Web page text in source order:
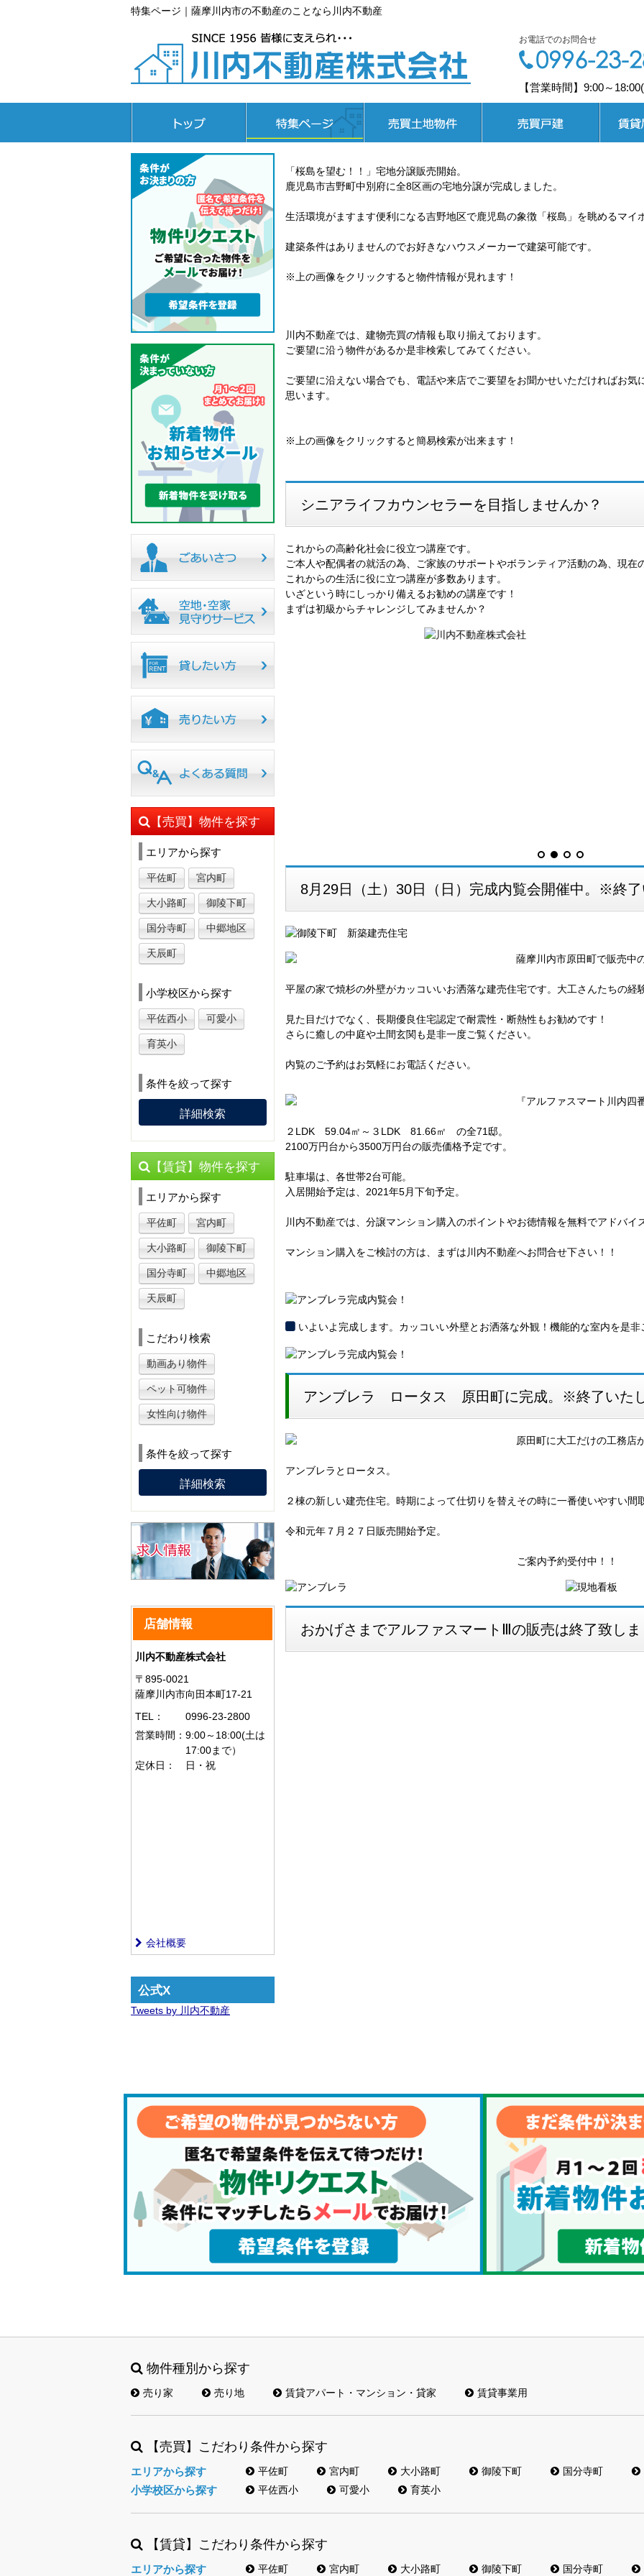
特集ページ｜薩摩川内市の不動産のことなら川内不動産
お電話でのお問合せ
【営業時間】9:00～
【売買】物件を探す
エリアから探す
平佐町 宮内町
大小路町 御陵下町
国分寺町 中郷地区
天辰町
小学校区から探す
平佐西小 可愛小
育英小
条件を絞って探す
詳細検索
【賃貸】物件を探す
エリアから探す
平佐町 宮内町
大小路町 御陵下町
国分寺町 中郷地区
天辰町
こだわり検索
動画あり物件
ペット可物件
女性向け物件
条件を絞って探す
詳細検索
店舗情報
川内不動産株式会社
〒895-0021
薩摩川内市向田本町17-21
TEL：
0996-23-2800
営業時間： 9:00～18:00(土は
17:00まで）
定休日：
日・祝
会社概要
公式X
Tweets by 川内不動産
「桜島を望む！！」宅地分譲販売開始。
鹿児島市吉野町中別府に全8区画の宅地分譲が完成しました。
生活環境がますます便利になる吉野地区で鹿児島の象徴「桜島」を眺めるマイ
建築条件はありませんのでお好きなハウスメーカーで建築可能です。
※上の画像をクリックすると物件情報が見れます！
川内不動産では、建物売買の情報も取り揃えております。
ご要望に沿う物件があるか是非検索してみてください。
ご要望に沿えない場合でも、電話や来店でご要望をお聞かせいただければお
思います。
※上の画像をクリックすると簡易検索が出来ます！
シニアライフカウンセラーを目指しませんか？
これからの高齢化社会に役立つ講座です。
ご本人や配偶者の就活の為、ご家族のサポートやボランティア活動の為、現在
これからの生活に役に立つ講座が多数あります。
いざという時にしっかり備えるお勧めの講座です！
まずは初級からチャレンジしてみませんか？
8月29日（土）30日（日）完成内覧会開催中。※終
薩摩川内市原田町で販売中
平屋の家で焼杉の外壁がカッコいいお洒落な建売住宅です。大工さんたちの経
見た目だけでなく、長期優良住宅認定で耐震性・断熱性もお勧めです！
さらに癒しの中庭や土間玄関も是非一度ご覧ください。
内覧のご予約はお気軽にお電話ください。
『アルファスマート川内
２LDK 59.04㎡～３LDK 81.66㎡ の全71邸。
2100万円台から3500万円台の販売価格予定です。
駐車場は、各世帯2台可能。
入居開始予定は、2021年5月下旬予定。
川内不動産では、分譲マンション購入のポイントやお徳情報を無料でアドバイ
マンション購入をご検討の方は、まずは川内不動産へお問合せ下さい！！
いよいよ完成します。カッコいい外壁とお洒落な外観！機能的な室内を是非
アンブレラ ロータス 原田町に完成。※終了いた
原田町に大工だけの工務店
アンブレラとロータス。
２棟の新しい建売住宅。時期によって仕切りを替えその時に一番使いやすい間
令和元年７月２７日販売開始予定。
ご案内予約受付中！！
おかげさまでアルファスマートⅢの販売は終了致し
物件種別から探す
売り家 売り地 賃貸アパート・マンション・貸家 賃貸事業用
【売買】こだわり条件から探す
エリアから探す 平佐町 宮内町 大小路町 御陵下町 国分寺町
小学校区から探す 平佐西小 可愛小 育英小
【賃貸】こだわり条件から探す
エリアから探す 平佐町 宮内町 大小路町 御陵下町 国分寺町